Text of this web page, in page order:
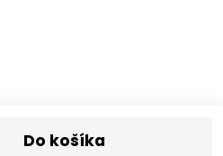
Do košíka